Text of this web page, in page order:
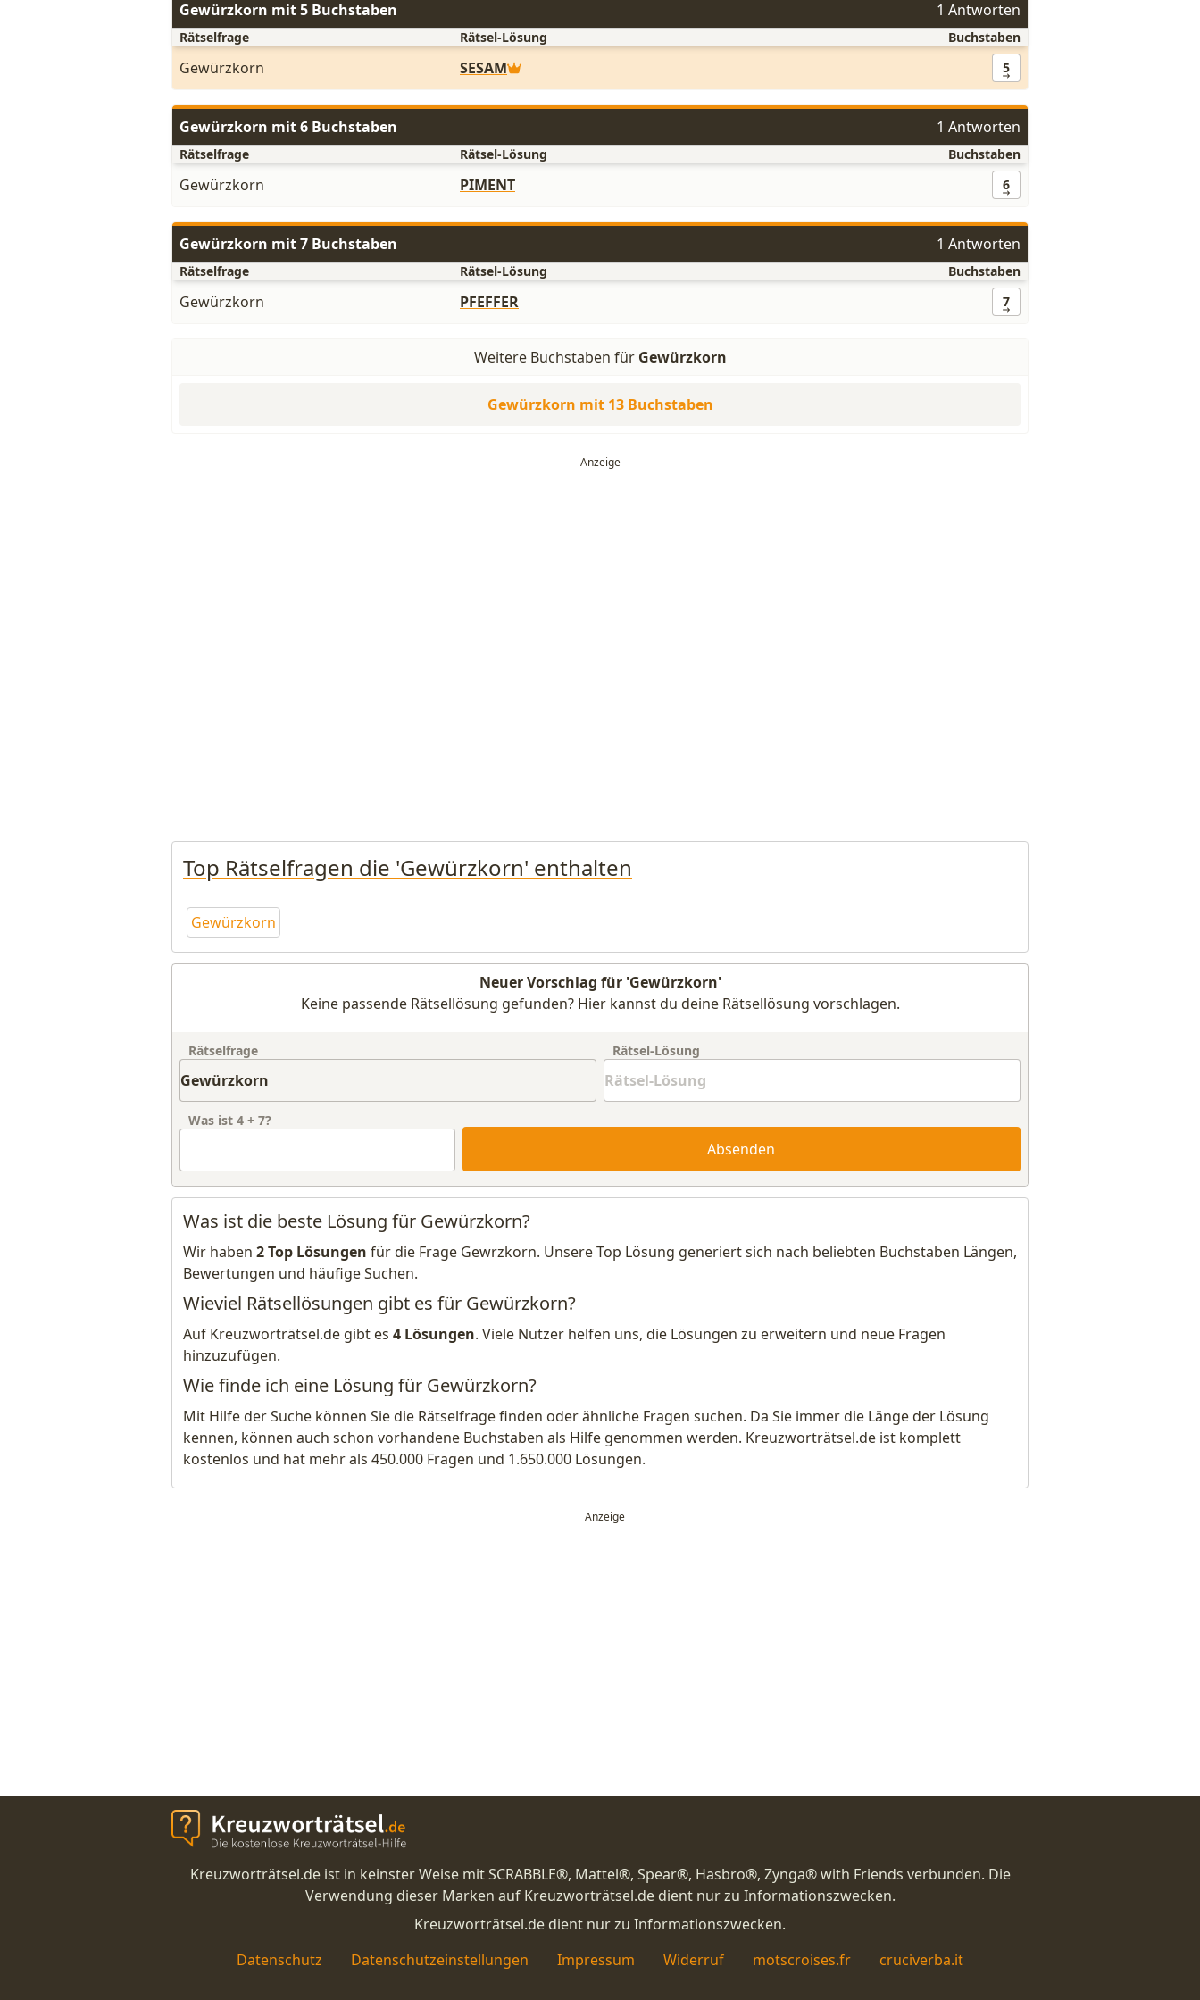
Gewürzkorn mit 5 Buchstaben 1 Antworten
Rätselfrage Rätsel-Lösung Buchstaben
Gewürzkorn SESAM 5
Gewürzkorn mit 6 Buchstaben 1 Antworten
Rätselfrage Rätsel-Lösung Buchstaben
Gewürzkorn PIMENT 6
Gewürzkorn mit 7 Buchstaben 1 Antworten
Rätselfrage Rätsel-Lösung Buchstaben
Gewürzkorn PFEFFER 7
Weitere Buchstaben für Gewürzkorn
Gewürzkorn mit 13 Buchstaben
Top Rätselfragen die 'Gewürzkorn' enthalten
Gewürzkorn
Neuer Vorschlag für 'Gewürzkorn'
Keine passende Rätsellösung gefunden? Hier kannst du deine Rätsellösung vorschlagen.
Rätselfrage Rätsel-Lösung
Was ist 4 + 7?
Absenden
Was ist die beste Lösung für Gewürzkorn?
Wir haben 2 Top Lösungen für die Frage Gewrzkorn. Unsere Top Lösung generiert sich nach beliebten Buchstaben Längen,
Bewertungen und häufige Suchen.
Wieviel Rätsellösungen gibt es für Gewürzkorn?
Auf Kreuzworträtsel.de gibt es 4 Lösungen. Viele Nutzer helfen uns, die Lösungen zu erweitern und neue Fragen
hinzuzufügen.
Wie finde ich eine Lösung für Gewürzkorn?
Mit Hilfe der Suche können Sie die Rätselfrage finden oder ähnliche Fragen suchen. Da Sie immer die Länge der Lösung
kennen, können auch schon vorhandene Buchstaben als Hilfe genommen werden. Kreuzworträtsel.de ist komplett
kostenlos und hat mehr als 450.000 Fragen und 1.650.000 Lösungen.
Kreuzworträtsel.de ist in keinster Weise mit SCRABBLE®, Mattel®, Spear®, Hasbro®, Zynga® with Friends verbunden. Die
Verwendung dieser Marken auf Kreuzworträtsel.de dient nur zu Informationszwecken.
Kreuzworträtsel.de dient nur zu Informationszwecken.
Datenschutz
Datenschutzeinstellungen Impressum Widerruf motscroises.fr cruciverba.it